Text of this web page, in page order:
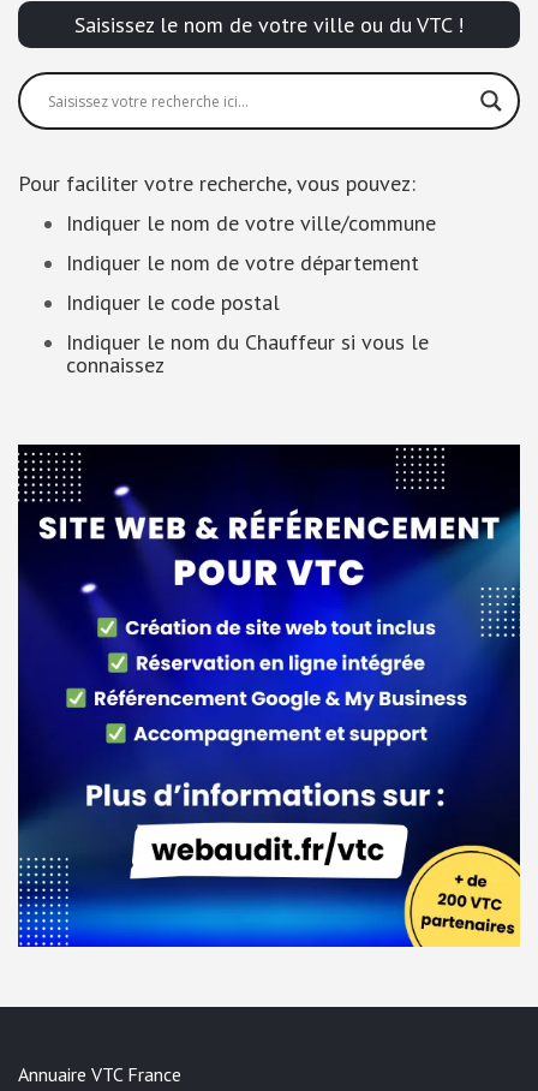
Saisissez le nom de votre ville ou du VTC !
Pour faciliter votre recherche, vous pouvez:
Indiquer le nom de votre ville/commune
Indiquer le nom de votre département
Indiquer le code postal
Indiquer le nom du Chauffeur si vous le
connaissez
Annuaire VTC France